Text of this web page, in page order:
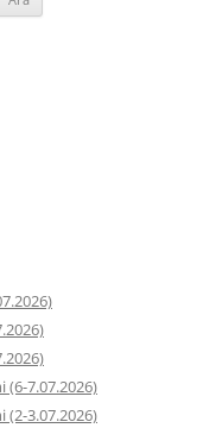
(6-7.07.2026)
(2-3.07.2026)